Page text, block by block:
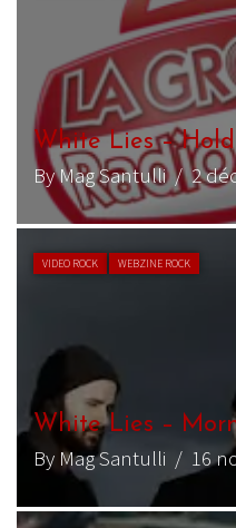
White Lies –
By Mag Santulli/ 2
VIDEO ROCK WEBZINE ROCK
White Lies –
By Mag Santulli / 16